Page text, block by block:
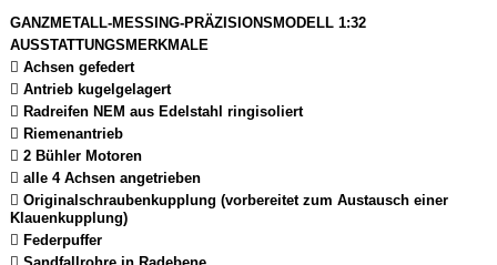
GANZMETALL-MESSING-PRÄZISIONSMODELL 1:32
AUSSTATTUNGSMERKMALE
 Achsen gefedert
 Antrieb kugelgelagert
 Radreifen NEM aus Edelstahl ringisoliert
 Riemenantrieb
 2 Bühler Motoren
 alle 4 Achsen angetrieben
 Originalschraubenkupplung (vorbereitet zum Austausch einer
Klauenkupplung)
 Federpuffer